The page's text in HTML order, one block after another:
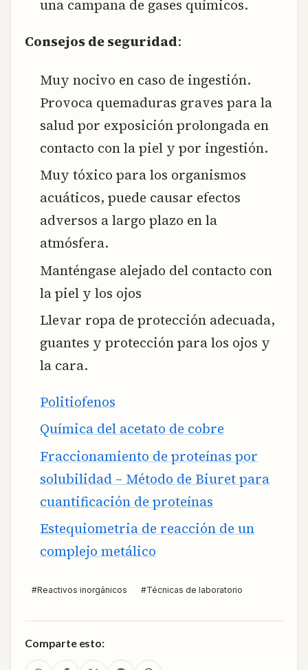
una campana de gases químicos.
Consejos de seguridad:
Muy nocivo en caso de ingestión.
Provoca quemaduras graves para la
salud por exposición prolongada en
contacto con la piel y por ingestión.
Muy tóxico para los organismos
acuáticos, puede causar efectos
adversos a largo plazo en la
atmósfera.
Manténgase alejado del contacto con
la piel y los ojos
Llevar ropa de protección adecuada,
guantes y protección para los ojos y
la cara.
Politiofenos
Química del acetato de cobre
Fraccionamiento de proteínas por
solubilidad – Método de Biuret para
cuantificación de proteínas
Estequiometria de reacción de un
complejo metálico
#Reactivos inorgánicos #Técnicas de laboratorio
Comparte esto: